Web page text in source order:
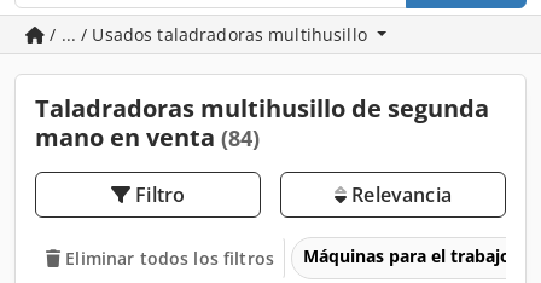
/ ... / Usados taladradoras multihusillo
Taladradoras multihusillo de segunda
mano en venta (84)
Filtro Relevancia
Eliminar todos los filtros Máquinas para el trabajo